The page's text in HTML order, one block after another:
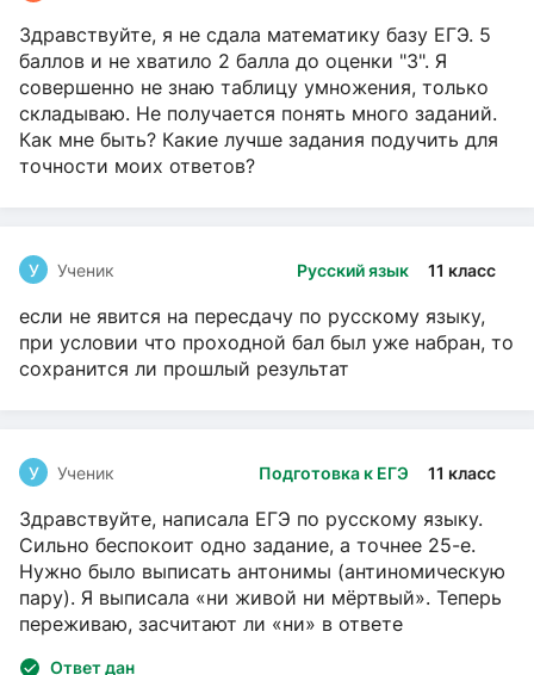
Здравствуйте, я не сдала математику базу ЕГЭ. 5
баллов и не хватило 2 балла до оценки "3". Я
совершенно не знаю таблицу умножения, только
складываю. Не получается понять много заданий.
Как мне быть? Какие лучше задания подучить для
точности моих ответов?
Русский язык 11 класс
У Ученик
если не явится на пересдачу по русскому языку,
при условии что проходной бал был уже набран, то
сохранится ли прошлый результат
Подготовка к ЕГЭ 11 класс
У Ученик
Здравствуйте, написала ЕГЭ по русскому языку.
Сильно беспокоит одно задание, а точнее 25-е.
Нужно было выписать антонимы (антиномическую
пару). Я выписала «ни живой ни мёртвый». Теперь
переживаю, засчитают ли «ни» в ответе
Ответ дан